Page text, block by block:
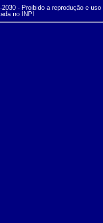
- Proibido a reprodução e uso
no INPI